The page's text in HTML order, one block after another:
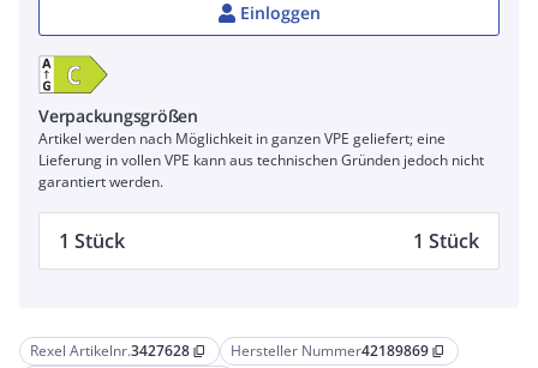
Rexel Artikelnr.3427628 content_copy Hersteller Nummer42189869 content_copy
Einloggen
Verpackungsgrößen
Artikel werden nach Möglichkeit in ganzen VPE geliefert; eine
Lieferung in vollen VPE kann aus technischen Gründen jedoch nicht
garantiert werden.
1 Stück 1 Stück